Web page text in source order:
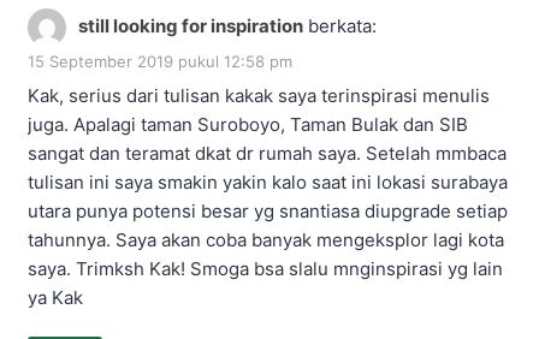
still looking for inspiration berkata:
15 September 2019 pukul 12:58 pm
Kak, serius dari tulisan kakak saya terinspirasi menulis
juga. Apalagi taman Suroboyo, Taman Bulak dan SIB
sangat dan teramat dkat dr rumah saya. Setelah mmbaca
tulisan ini saya smakin yakin kalo saat ini lokasi surabaya
utara punya potensi besar yg snantiasa diupgrade setiap
tahunnya. Saya akan coba banyak mengeksplor lagi kota
saya. Trimksh Kak! Smoga bsa slalu mnginspirasi yg lain
ya Kak